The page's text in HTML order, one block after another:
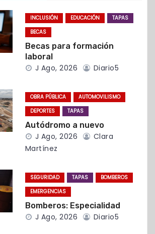
INCLUSIÓN EDUCACIÓN
TAPAS
BECAS
Becas para formación
laboral
J Ago, 2026 Diario5
OBRA PÚBLICA
AUTOMOVILISMO
DEPORTES
TAPAS
Autódromo a nuevo
J Ago, 2026
Clara
Martínez
SEGURIDAD TAPAS
BOMBEROS
EMERGENCIAS
Bomberos: Especialidad
J Ago, 2026 Diario5